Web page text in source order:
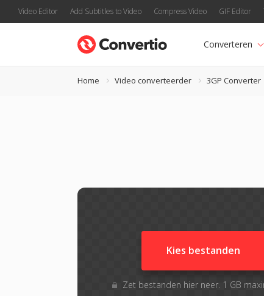
Video Editor Add Subtitles to Video Compress Video GIF Editor
Converteren
Home Video converteerder 3GP Converter
Kies bestanden
Zet bestanden hier neer. 1 GB